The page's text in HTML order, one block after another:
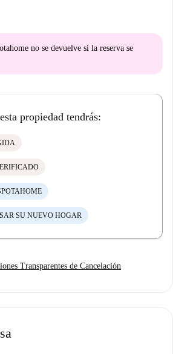
no se devuelve si la reserva se
propiedad tendrás:
SU NUEVO HOGAR
Transparentes de Cancelación